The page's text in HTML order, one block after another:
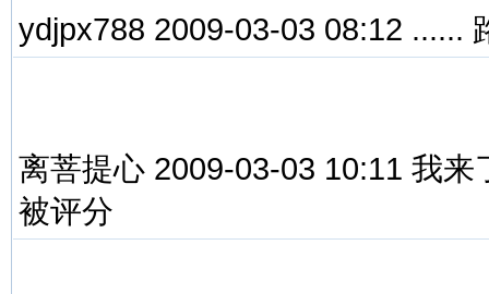
ydjpx788 2009-03-03 08:12 ......
离菩提心 2009-03-03 10:11 我
被评分